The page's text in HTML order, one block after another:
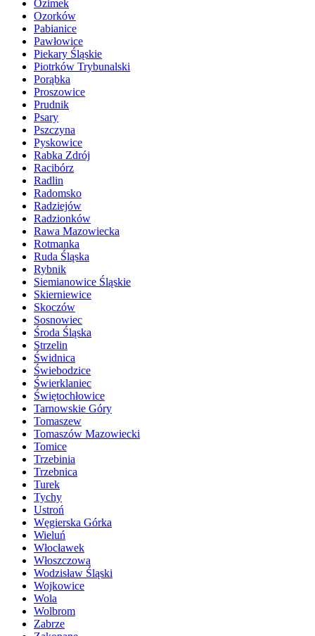
Ozimek
Ozorków
Pabianice
Pawłowice
Piekary Śląskie
Piotrków Trybunalski
Porąbka
Proszowice
Prudnik
Psary
Pszczyna
Pyskowice
Rabka Zdrój
Racibórz
Radlin
Radomsko
Radziejów
Radzionków
Rawa Mazowiecka
Rotmanka
Ruda Śląska
Rybnik
Siemianowice Śląskie
Skierniewice
Skoczów
Sosnowiec
Środa Śląska
Strzelin
Świdnica
Świebodzice
Świerklaniec
Świętochłowice
Tarnowskie Góry
Tomaszew
Tomaszów Mazowiecki
Tomice
Trzebinia
Trzebnica
Turek
Tychy
Ustroń
Węgierska Górka
Wieluń
Włocławek
Włoszczowa
Wodzisław Śląski
Wojkowice
Wola
Wolbrom
Zabrze